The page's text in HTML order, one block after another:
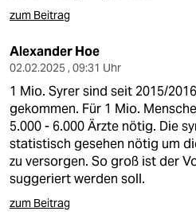
verlag
veranstaltungen
shop
fragen & hilfe
unterstützen
abo
genossenschaft
zum Beitrag
Alexander Hoe
02.02.2025 , 09:31 Uhr
1 Mio. Syrer sind seit 2015/
gekommen. Für 1 Mio.
5.000 - 6.000 Ärzte nötig. Die
statistisch gesehen nötig um
zu versorgen. So groß ist der
suggeriert werden soll.
zum Beitrag